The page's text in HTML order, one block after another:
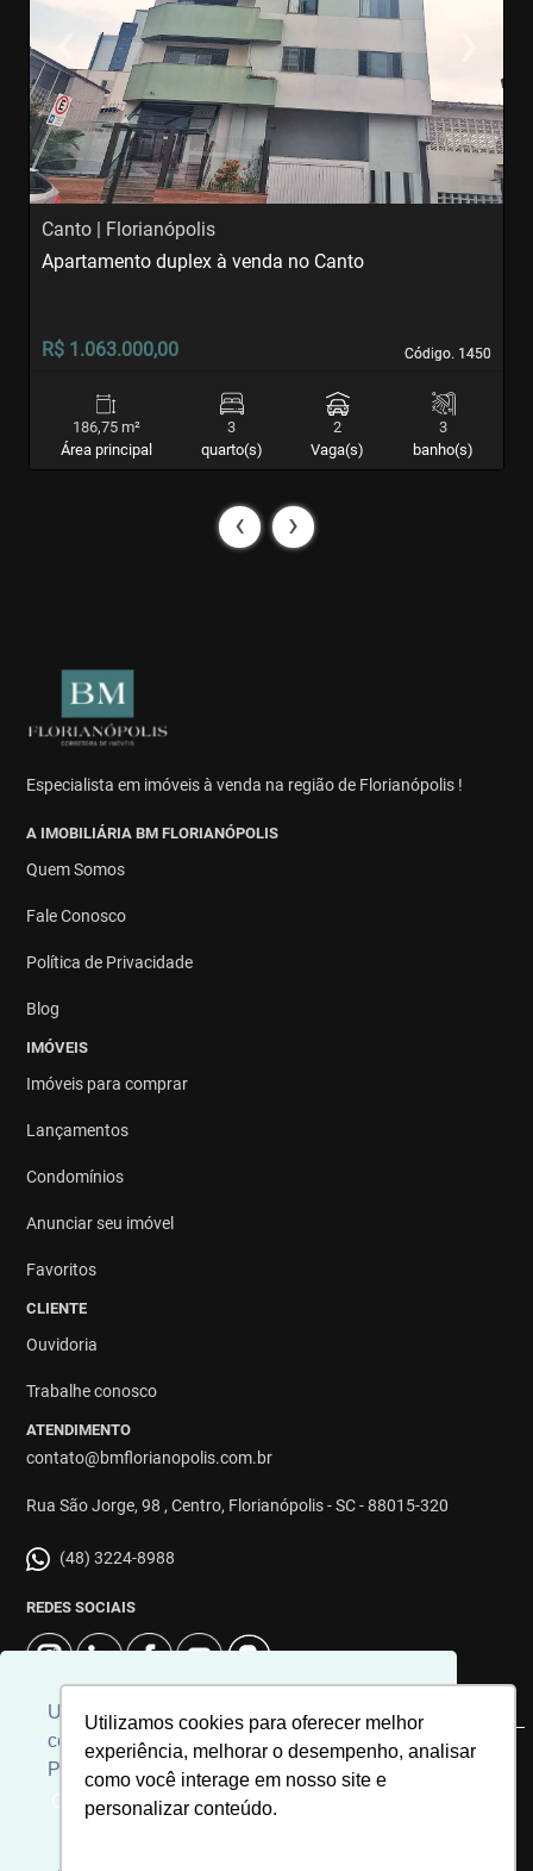
Usamos cookies para personalizar
conteúdos e melhorar a sua experiência.
Para ver nossa política de cookies
Clique aqui
Utilizamos cookies para oferecer melhor
experiência, melhorar o desempenho, analisar
como você interage em nosso site e
personalizar conteúdo.
‹ Previous
Canto | Florianópolis
Código. 1450
Código. 1450
Apartamento duplex à venda no Canto
R$ 1.063.000,00
186,75 m²
Área principal
3
quarto(s)
2
Vaga(s)
3
banho(s)
‹ ›
Especialista em imóveis à venda na região de Florianópolis !
A IMOBILIÁRIA BM FLORIANÓPOLIS
Quem Somos
Fale Conosco
Política de Privacidade
Blog
IMÓVEIS
Imóveis para comprar
Lançamentos
Condomínios
Anunciar seu imóvel
Favoritos
CLIENTE
Ouvidoria
Trabalhe conosco
ATENDIMENTO
contato@bmflorianopolis.com.br
Rua São Jorge, 98 , Centro, Florianópolis - SC - 88015-320
(48) 3224-8988
REDES SOCIAIS
© 2026 | Imobiliária BM Florianópolis | CRECI: 8863J | Desenvolvido